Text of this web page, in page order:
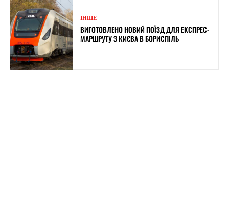
ІНШЕ
ВИГОТОВЛЕНО НОВИЙ ПОЇЗД ДЛЯ ЕКСПРЕС-
МАРШРУТУ З КИЄВА В БОРИСПІЛЬ